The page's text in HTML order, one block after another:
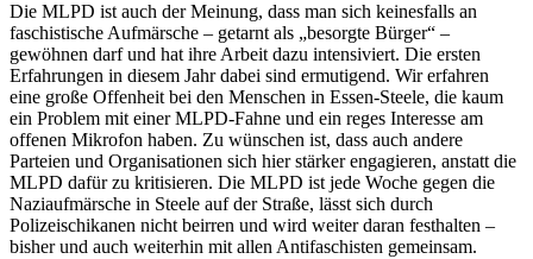
Die MLPD ist auch der Meinung, dass man sich keinesfalls an
faschistische Aufmärsche – getarnt als „besorgte Bürger“ –
gewöhnen darf und hat ihre Arbeit dazu intensiviert. Die ersten
Erfahrungen in diesem Jahr dabei sind ermutigend. Wir erfahren
eine große Offenheit bei den Menschen in Essen-Steele, die kaum
ein Problem mit einer MLPD-Fahne und ein reges Interesse am
offenen Mikrofon haben. Zu wünschen ist, dass auch andere
Parteien und Organisationen sich hier stärker engagieren, anstatt die
MLPD dafür zu kritisieren. Die MLPD ist jede Woche gegen die
Naziaufmärsche in Steele auf der Straße, lässt sich durch
Polizeischikanen nicht beirren und wird weiter daran festhalten –
bisher und auch weiterhin mit allen Antifaschisten gemeinsam.